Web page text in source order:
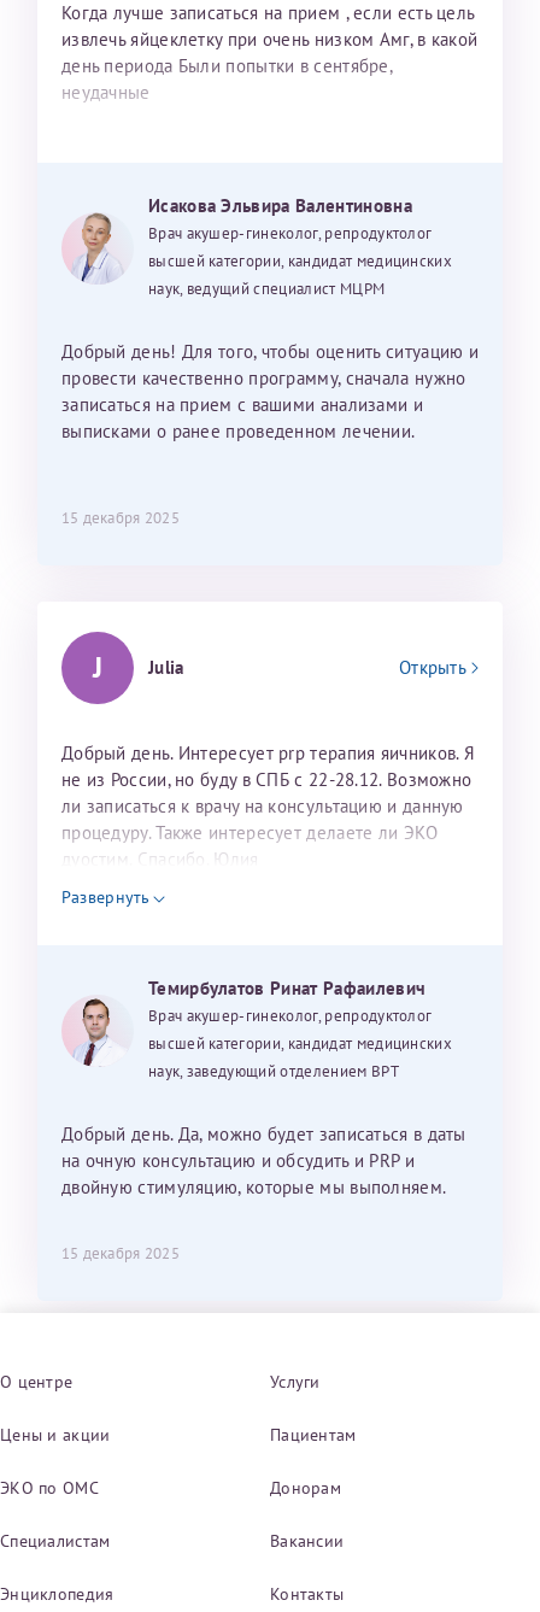
Когда лучше записаться на прием , если есть цель
извлечь яйцеклетку при очень низком Амг, в какой
день периода Были попытки в сентябре,
неудачные
Исакова Эльвира Валентиновна
Врач акушер-гинеколог, репродуктолог
высшей категории, кандидат медицинских
наук, ведущий специалист МЦРМ
Добрый день! Для того, чтобы оценить ситуацию и
провести качественно программу, сначала нужно
записаться на прием с вашими анализами и
выписками о ранее проведенном лечении.
15 декабря 2025
J Julia Открыть
Добрый день. Интересует prp терапия яичников. Я
не из России, но буду в СПБ с 22-28.12. Возможно
ли записаться к врачу на консультацию и данную
процедуру. Также интересует делаете ли ЭКО
дуостим. Спасибо. Юлия
Развернуть
Темирбулатов Ринат Рафаилевич
Врач акушер-гинеколог, репродуктолог
высшей категории, кандидат медицинских
наук, заведующий отделением ВРТ
Добрый день. Да, можно будет записаться в даты
на очную консультацию и обсудить и PRP и
двойную стимуляцию, которые мы выполняем.
15 декабря 2025
О центре Услуги
Цены и акции Пациентам
ЭКО по ОМС Донорам
Специалистам Вакансии
Энциклопедия Контакты